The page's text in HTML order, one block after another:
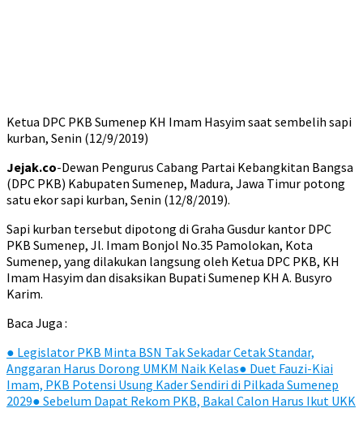
Ketua DPC PKB Sumenep KH Imam Hasyim saat sembelih sapi
kurban, Senin (12/9/2019)
Jejak.co-Dewan Pengurus Cabang Partai Kebangkitan Bangsa
(DPC PKB) Kabupaten Sumenep, Madura, Jawa Timur potong
satu ekor sapi kurban, Senin (12/8/2019).
Sapi kurban tersebut dipotong di Graha Gusdur kantor DPC
PKB Sumenep, Jl. Imam Bonjol No.35 Pamolokan, Kota
Sumenep, yang dilakukan langsung oleh Ketua DPC PKB, KH
Imam Hasyim dan disaksikan Bupati Sumenep KH A. Busyro
Karim.
Baca Juga :
● Legislator PKB Minta BSN Tak Sekadar Cetak Standar,
Anggaran Harus Dorong UMKM Naik Kelas● Duet Fauzi-Kiai
Imam, PKB Potensi Usung Kader Sendiri di Pilkada Sumenep
2029● Sebelum Dapat Rekom PKB, Bakal Calon Harus Ikut UKK